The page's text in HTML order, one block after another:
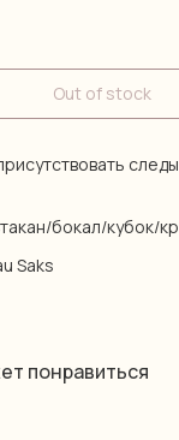
Out of stock
бокал/кубок/
Saks
понравиться